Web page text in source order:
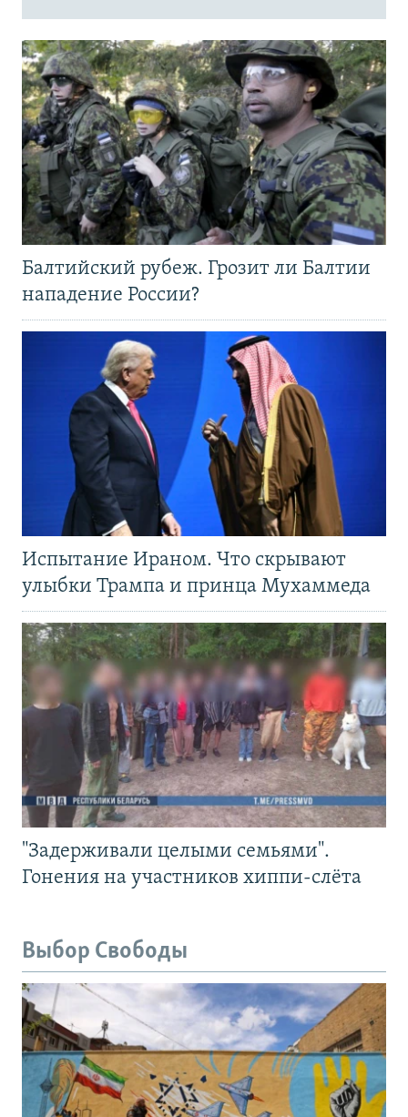
Балтийский рубеж. Грозит ли Балтии
нападение России?
Испытание Ираном. Что скрывают
улыбки Трампа и принца Мухаммеда
"Задерживали целыми семьями".
Гонения на участников хиппи-слёта
Выбор Свободы